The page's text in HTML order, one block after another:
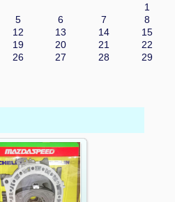
1
5 6 7
8
12 13 14
15
19 20 21
22
26 27 28
29